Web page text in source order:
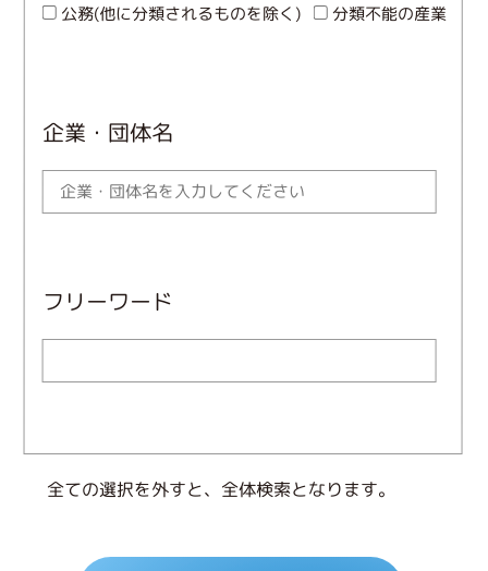
企業・団体名
公務(他に分類されるものを除く) 分類不能の産業
フリーワード
全ての選択を外すと、全体検索となります。